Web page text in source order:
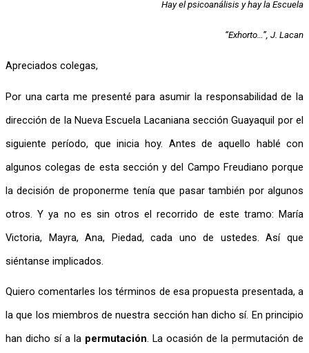
Hay el psicoanálisis y hay la Escuela
“Exhorto…”, J. Lacan
Apreciados colegas,
Por una carta me presenté para asumir la responsabilidad de la
dirección de la Nueva Escuela Lacaniana sección Guayaquil por el
siguiente período, que inicia hoy. Antes de aquello hablé con
algunos colegas de esta sección y del Campo Freudiano porque
la decisión de proponerme tenía que pasar también por algunos
otros. Y ya no es sin otros el recorrido de este tramo: María
Victoria, Mayra, Ana, Piedad, cada uno de ustedes. Así que
siéntanse implicados.
Quiero comentarles los términos de esa propuesta presentada, a
la que los miembros de nuestra sección han dicho sí. En principio
han dicho sí a la permutación. La ocasión de la permutación de